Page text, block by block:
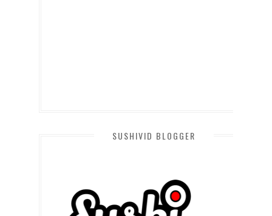
SUSHIVID BLOGGER